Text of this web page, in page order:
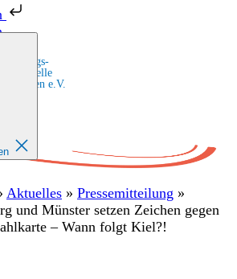
Bildungs-
e.V.
Aktuelles » Pressemitteilung »
und Münster setzen Zeichen gegen
– Wann folgt Kiel?!